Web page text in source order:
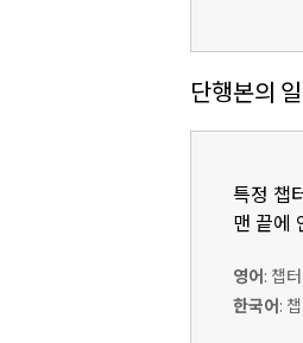
단행본의
특정 챕
맨 끝에
영어: 챕
한국어: